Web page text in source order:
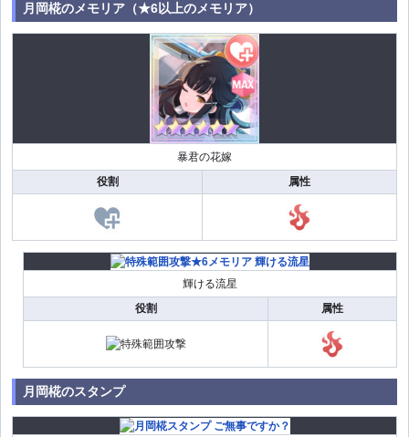
月岡椛のメモリア（★6以上のメモリア）
暴君の花嫁
役割
属性
輝ける流星
役割
属性
月岡椛のスタンプ